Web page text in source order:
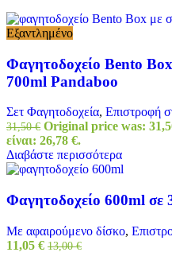
Εξαντλημένο
Φαγητοδοχείο Bento
700ml Pandaboo
Σετ Φαγητοδοχεία, Επιστροφή
31,50€ Original price was:
είναι: 26,78 €.
Διαβάστε περισσότερα
Φαγητοδοχείο 600ml σε
Με αφαιρούμενο δίσκο,
11,05 € 13,00€